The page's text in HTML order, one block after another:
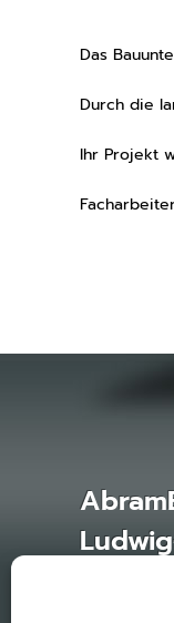
Das
Durch die
Ihr Projekt